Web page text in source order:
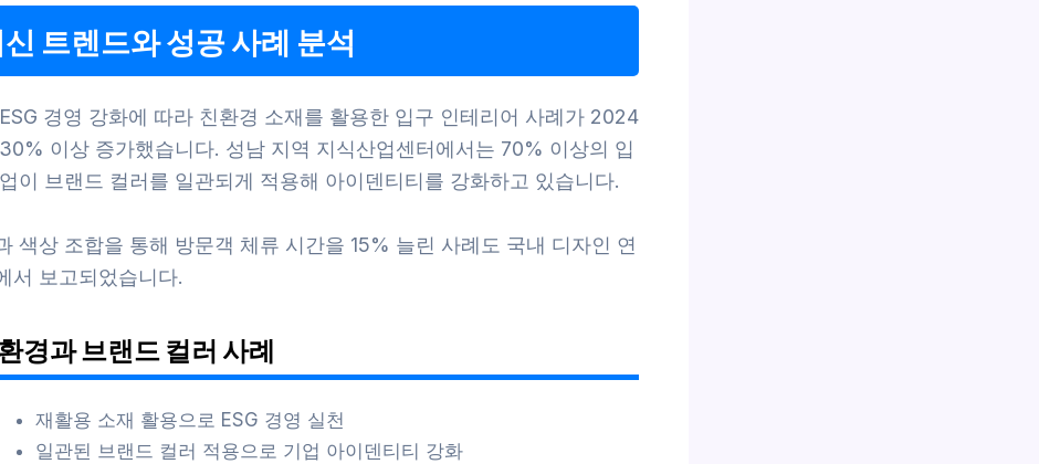
트렌드와 성공 사례 분석
경영 강화에 따라 친환경 소재를 활용한 입구 인테리어 사례가 2024
이상 증가했습니다. 성남 지역 지식산업센터에서는 70% 이상의 입
이 브랜드 컬러를 일관되게 적용해 아이덴티티를 강화하고 있습니다.
색상 조합을 통해 방문객 체류 시간을 15% 늘린 사례도 국내 디자인 연
서 보고되었습니다.
경과 브랜드 컬러 사례
재활용 소재 활용으로 ESG 경영 실천
일관된 브랜드 컬러 적용으로 기업 아이덴티티 강화